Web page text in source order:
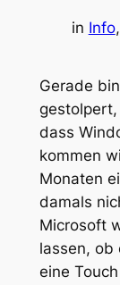
in Info,
Gerade
dass
kommen
Monaten
damals
Microsoft
lassen, ob
eine